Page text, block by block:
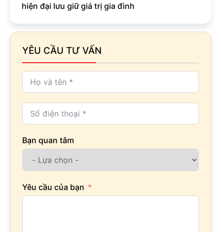
hiện đại lưu giữ giá trị gia đình
YÊU CẦU TƯ VẤN
Bạn quan tâm
Yêu cầu của bạn